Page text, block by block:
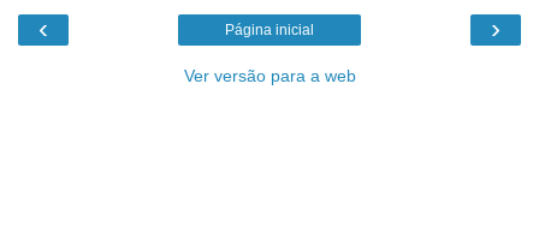
‹ ›
Página inicial
Ver versão para a web